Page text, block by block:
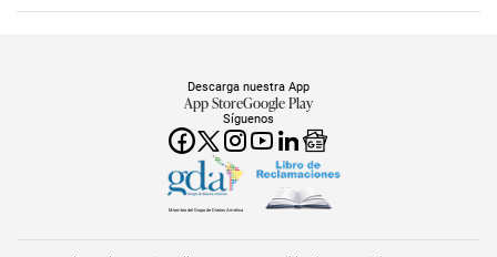
Síguenos
Descarga nuestra App
App StoreGoogle Play
Miembro del Grupo de Diarios América